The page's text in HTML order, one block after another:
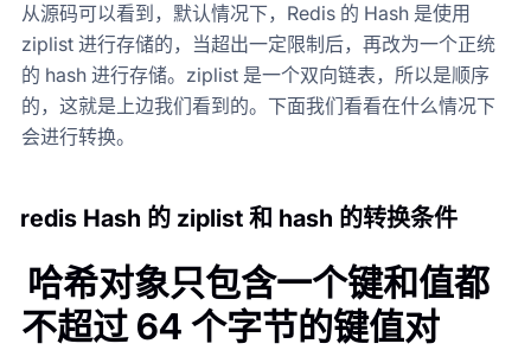
从源码可以看到，默认情况下，Redis 的 Hash 是使用
ziplist 进行存储的，当超出一定限制后，再改为一个正统
的 hash 进行存储。ziplist 是一个双向链表，所以是顺序
的，这就是上边我们看到的。下面我们看看在什么情况下
会进行转换。
redis Hash 的 ziplist 和 hash 的转换条件
哈希对象只包含一个键和值都
不超过 64 个字节的键值对